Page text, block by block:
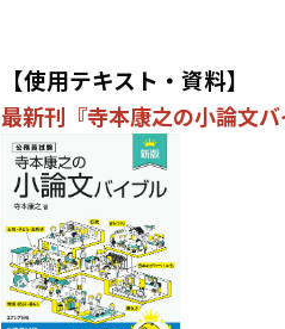
【使用テキスト・資料】
最新刊『寺本康之の小論文バ